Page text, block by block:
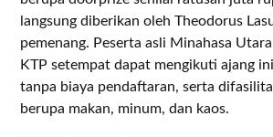
langsung diberikan oleh Theodorus
pemenang. Peserta asli Minahasa
KTP setempat dapat mengikuti ajang
tanpa biaya pendaftaran, serta
berupa makan, minum, dan kaos.